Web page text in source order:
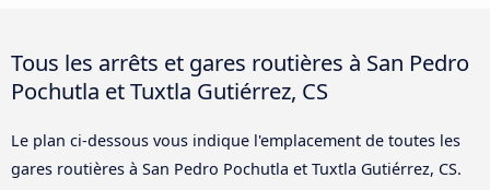
Tous les arrêts et gares routières à San Pedro
Pochutla et Tuxtla Gutiérrez, CS
Le plan ci-dessous vous indique l'emplacement de toutes les
gares routières à San Pedro Pochutla et Tuxtla Gutiérrez, CS.